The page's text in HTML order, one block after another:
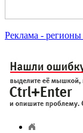
Реклама - регионы